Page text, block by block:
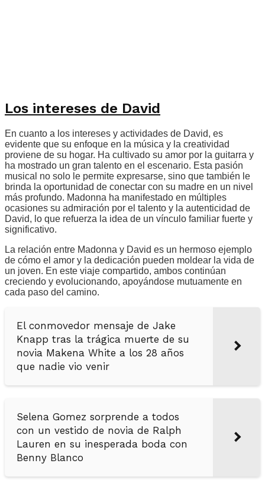
Los intereses de David
En cuanto a los intereses y actividades de David, es
evidente que su enfoque en la música y la creatividad
proviene de su hogar. Ha cultivado su amor por la guitarra y
ha mostrado un gran talento en el escenario. Esta pasión
musical no solo le permite expresarse, sino que también le
brinda la oportunidad de conectar con su madre en un nivel
más profundo. Madonna ha manifestado en múltiples
ocasiones su admiración por el talento y la autenticidad de
David, lo que refuerza la idea de un vínculo familiar fuerte y
significativo.
La relación entre Madonna y David es un hermoso ejemplo
de cómo el amor y la dedicación pueden moldear la vida de
un joven. En este viaje compartido, ambos continúan
creciendo y evolucionando, apoyándose mutuamente en
cada paso del camino.
El conmovedor mensaje de Jake
Knapp tras la trágica muerte de su
novia Makena White a los 28 años
que nadie vio venir
Selena Gomez sorprende a todos
con un vestido de novia de Ralph
Lauren en su inesperada boda con
Benny Blanco